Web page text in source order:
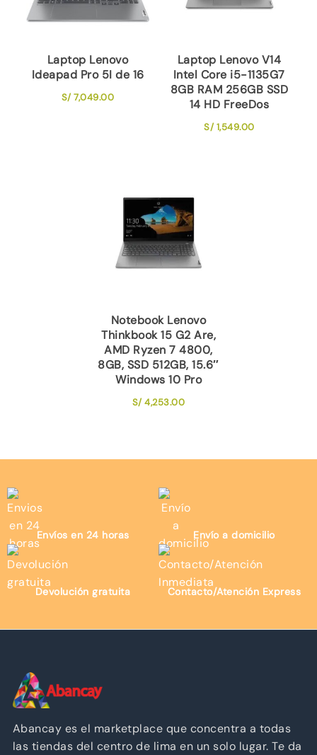
Laptop Lenovo
Ideapad Pro 5I de 16
S/7,049.00
Laptop Lenovo V14
Intel Core i5-1135G7
8GB RAM 256GB SSD
14 HD FreeDos
S/1,549.00
Notebook Lenovo
Thinkbook 15 G2 Are,
AMD Ryzen 7 4800,
8GB, SSD 512GB, 15.6″
Windows 10 Pro
S/ 4,253.00
Envíos en 24 horas Envío a domicilio
Devolución gratuita Contacto/Atención Express
Abancay es el marketplace que concentra a todas
las tiendas del centro de lima en un solo lugar. Te da